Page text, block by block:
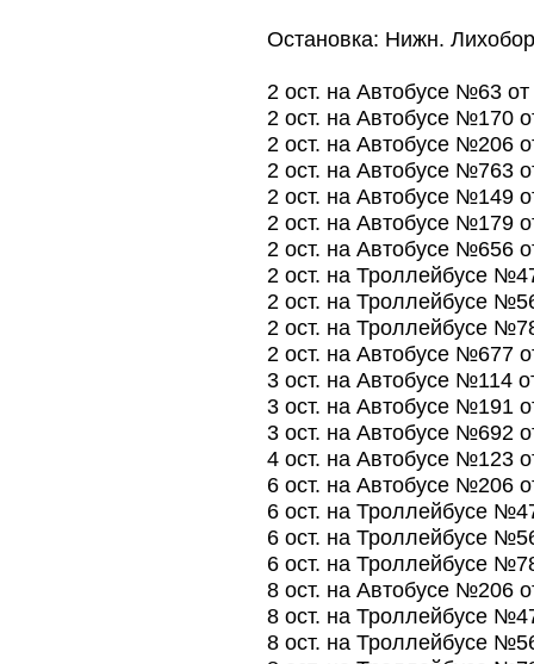
Остановка: Нижн.
2 ост. на Автобусе №63
2 ост. на Автобусе №170
2 ост. на Автобусе №206
2 ост. на Автобусе №763
2 ост. на Автобусе №149
2 ост. на Автобусе №179
2 ост. на Автобусе №656
2 ост. на Троллейбусе
2 ост. на Троллейбусе
2 ост. на Троллейбусе
2 ост. на Автобусе №677
3 ост. на Автобусе №114
3 ост. на Автобусе №191
3 ост. на Автобусе №692
4 ост. на Автобусе №123
6 ост. на Автобусе №206
6 ост. на Троллейбусе
6 ост. на Троллейбусе
6 ост. на Троллейбусе
8 ост. на Автобусе №206
8 ост. на Троллейбусе
8 ост. на Троллейбусе